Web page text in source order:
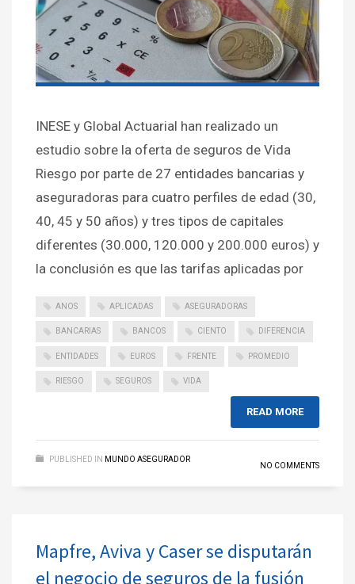
INESE y Global Actuarial han realizado un
estudio sobre la oferta de seguros de Vida
Riesgo por parte de 27 entidades bancarias y
aseguradoras para cuatro perfiles de edad (30,
40, 45 y 50 años) y tres tipos de capitales
diferentes (30.000, 120.000 y 200.000 euros) y
la conclusión es que las tarifas aplicadas por
ANOS APLICADAS ASEGURADORAS
BANCARIAS BANCOS CIENTO DIFERENCIA
ENTIDADES EUROS FRENTE PROMEDIO
RIESGO SEGUROS VIDA
READ MORE
PUBLISHED IN MUNDO ASEGURADOR
NO COMMENTS
Mapfre, Aviva y Caser se disputarán
el negocio de seguros de la fusión